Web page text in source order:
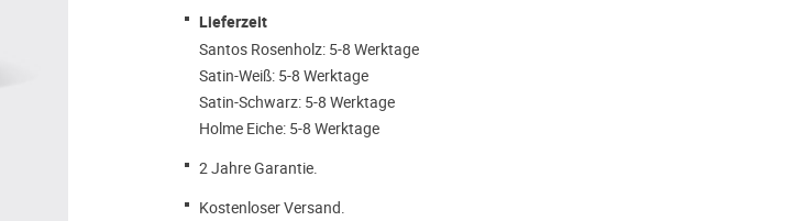
Lieferzeit
Santos Rosenholz: 5-8 Werktage
Satin-Weiß: 5-8 Werktage
Satin-Schwarz: 5-8 Werktage
Holme Eiche: 5-8 Werktage
2 Jahre Garantie.
Kostenloser Versand.